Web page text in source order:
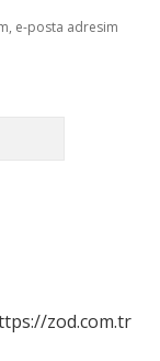
e-posta adresim
zod.com.tr